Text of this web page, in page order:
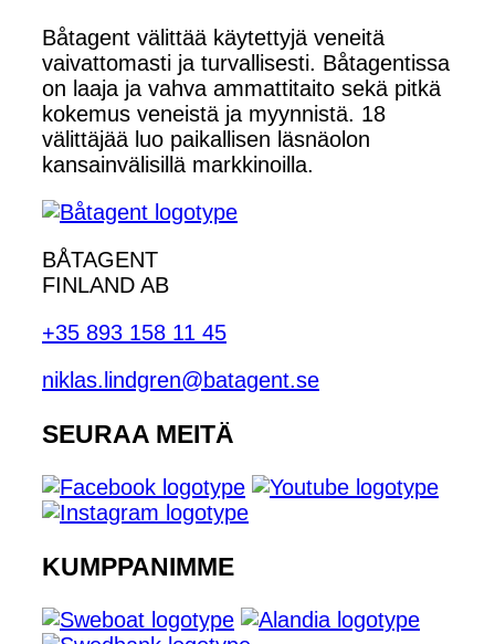
Båtagent välittää käytettyjä veneitä
vaivattomasti ja turvallisesti. Båtagentissa
on laaja ja vahva ammattitaito sekä pitkä
kokemus veneistä ja myynnistä. 18
välittäjää luo paikallisen läsnäolon
kansainvälisillä markkinoilla.
BÅTAGENT
FINLAND AB
+35 893 158 11 45
niklas.lindgren@batagent.se
SEURAA MEITÄ
KUMPPANIMME